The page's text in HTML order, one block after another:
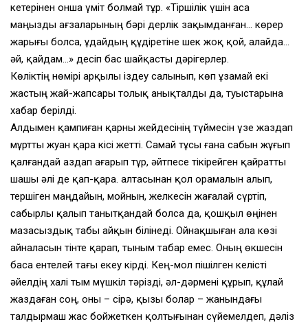
кетерінен онша үміт болмай тұр. «Тіршілік үшін аса
маңызды ағзаларының бәрі дерлік зақымданған… көрер
жарығы болса, Құдайдың құдіретіне шек жоқ қой, алайда…
әй, қайдам…» десіп бас шайқасты дәрігерлер.
Көліктің нөмірі арқылы іздеу салынып, көп ұзамай екі
жастың жай-жапсары толық анықталды да, туыстарына
хабар берілді.
Алдымен қампиған қарны жейдесінің түймесін үзе жаздап
мұртты жуан қара кісі жетті. Самай тұсы ғана сабын жұғып
қалғандай аздап ағарып тұр, әйтпесе тікірейген қайратты
шашы әлі де қап-қара. Қалтасынан қол орамалын алып,
тершіген маңдайын, мойнын, желкесін жағалай сүртіп,
сабырлы қалып танытқандай болса да, қошқыл өңінен
мазасыздық табы айқын білінеді. Ойнақшыған ала көзі
айналасын тінте қарап, тыным табар емес. Оның өкшесін
баса ентелей тағы екеу кірді. Кең-мол пішілген келісті
әйелдің халі тым мүшкіл тәрізді, әл-дәрмені құрып, құлай
жаздаған соң, оны – сірә, қызы болар – жанындағы
талдырмаш жас бойжеткен қолтығынан сүйемелдеп, дәліз